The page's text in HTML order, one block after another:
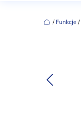
‏‏‎ ‎/‏‏‎ ‎ Funkcje ‏‏‎ ‎/‏‏‎ ‎